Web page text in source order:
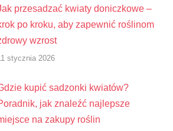
przesadzać kwiaty doniczkowe –
po kroku, aby zapewnić roślinom
wzrost
stycznia 2026
kupić sadzonki kwiatów?
jak znaleźć najlepsze
na zakupy roślin